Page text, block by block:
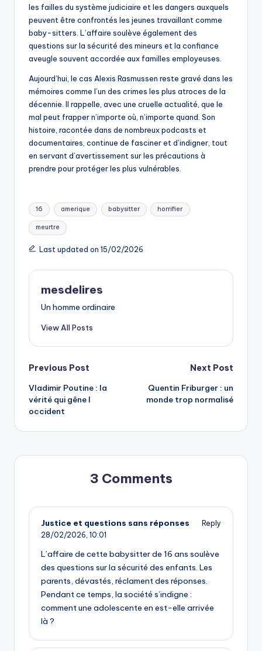
les failles du système judiciaire et les dangers auxquels
peuvent être confrontés les jeunes travaillant comme
baby-sitters. L’affaire soulève également des
questions sur la sécurité des mineurs et la confiance
aveugle souvent accordée aux familles employeuses.
Aujourd’hui, le cas Alexis Rasmussen reste gravé dans les
mémoires comme l’un des crimes les plus atroces de la
décennie. Il rappelle, avec une cruelle actualité, que le
mal peut frapper n’importe où, n’importe quand. Son
histoire, racontée dans de nombreux podcasts et
documentaires, continue de fasciner et d’indigner, tout
en servant d’avertissement sur les précautions à
prendre pour protéger les plus vulnérables.
Tags:
16 amerique babysitter horrifier
meurtre
Last updated on 15/02/2026
mesdelires
Un homme ordinaire
View All Posts
Post
navigation
Previous Post
Vladimir Poutine : la
vérité qui gêne l
occident
Next Post
Quentin Friburger : un
monde trop normalisé
3 Comments
Justice et questions sans réponses
Reply
28/02/2026, 10:01
L’affaire de cette babysitter de 16 ans soulève
des questions sur la sécurité des enfants. Les
parents, dévastés, réclament des réponses.
Pendant ce temps, la société s’indigne :
comment une adolescente en est-elle arrivée
là ?